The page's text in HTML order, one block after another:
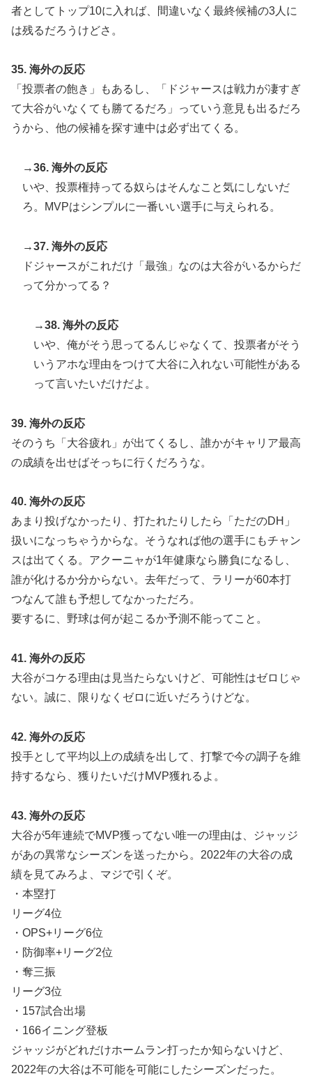
者としてトップ10に入れば、間違いなく最終候補の3人に
は残るだろうけどさ。
35. 海外の反応
「投票者の飽き」もあるし、「ドジャースは戦力が凄すぎ
て大谷がいなくても勝てるだろ」っていう意見も出るだろ
うから、他の候補を探す連中は必ず出てくる。
→36. 海外の反応
いや、投票権持ってる奴らはそんなこと気にしないだ
ろ。MVPはシンプルに一番いい選手に与えられる。
→37. 海外の反応
ドジャースがこれだけ「最強」なのは大谷がいるからだ
って分かってる？
→38. 海外の反応
いや、俺がそう思ってるんじゃなくて、投票者がそう
いうアホな理由をつけて大谷に入れない可能性がある
って言いたいだけだよ。
39. 海外の反応
そのうち「大谷疲れ」が出てくるし、誰かがキャリア最高
の成績を出せばそっちに行くだろうな。
40. 海外の反応
あまり投げなかったり、打たれたりしたら「ただのDH」
扱いになっちゃうからな。そうなれば他の選手にもチャン
スは出てくる。アクーニャが1年健康なら勝負になるし、
誰が化けるか分からない。去年だって、ラリーが60本打
つなんて誰も予想してなかっただろ。
要するに、野球は何が起こるか予測不能ってこと。
41. 海外の反応
大谷がコケる理由は見当たらないけど、可能性はゼロじゃ
ない。誠に、限りなくゼロに近いだろうけどな。
42. 海外の反応
投手として平均以上の成績を出して、打撃で今の調子を維
持するなら、獲りたいだけMVP獲れるよ。
43. 海外の反応
大谷が5年連続でMVP獲ってない唯一の理由は、ジャッジ
があの異常なシーズンを送ったから。2022年の大谷の成
績を見てみろよ、マジで引くぞ。
・本塁打
リーグ4位
・OPS+リーグ6位
・防御率+リーグ2位
・奪三振
リーグ3位
・157試合出場
・166イニング登板
ジャッジがどれだけホームラン打ったか知らないけど、
2022年の大谷は不可能を可能にしたシーズンだった。